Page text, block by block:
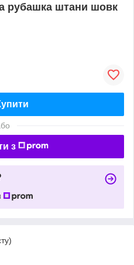
рубашка штани шовк
з